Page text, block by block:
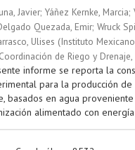
Javier; Yáñez Kernke, Marcia;
Quezada, Emir; Wruck
Ulises (Instituto
de Riego y Drenaje,
informe se reporta la
para la producción de
basados en agua
alimentado con